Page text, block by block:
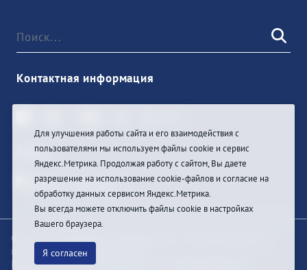
Контактная информация
Войти
© При цитировании информации с сайта ссылка на
первоисточник обязательна
Разработка и техподдержка сайта
Для улучшения работы сайта и его взаимодействия с
пользователями мы используем файлы cookie и сервис
Яндекс.Метрика. Продолжая работу с сайтом, Вы даете
разрешение на использование cookie-файлов и согласие на
обработку данных сервисом Яндекс.Метрика.
Вы всегда можете отключить файлы cookie в настройках
Вашего браузера.
Я согласен